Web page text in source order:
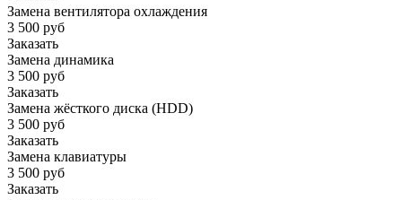
Замена вентилятора охлаждения
3 500 руб
Заказать
Замена динамика
3 500 руб
Заказать
Замена жёсткого диска (HDD)
3 500 руб
Заказать
Замена клавиатуры
3 500 руб
Заказать